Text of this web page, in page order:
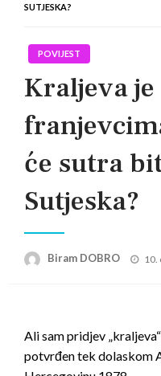
SUTJESKA?
POVIJEST
Kraljeva
će sutra
Sutjeska?
Biram DOBRO 10.
Ali sam pridjev
potvrđen tek dolaskom